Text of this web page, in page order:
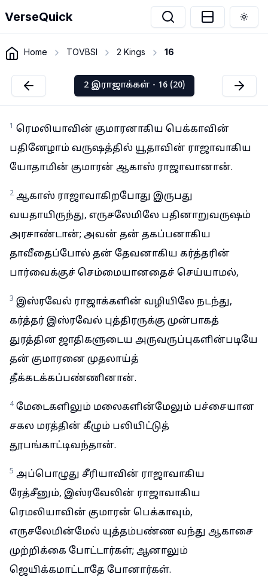
VerseQuick
Home TOVBSI 2 Kings 16
2 இராஜாக்கள் - 16 (20)
1 ரெமலியாவின் குமாரனாகிய பெக்காவின்
பதினேழாம் வருஷத்தில் யூதாவின் ராஜாவாகிய
யோதாமின் குமாரன் ஆகாஸ் ராஜாவானான்.
2 ஆகாஸ் ராஜாவாகிறபோது இருபது
வயதாயிருந்து, எருசலேமிலே பதினாறுவருஷம்
அரசாண்டான்; அவன் தன் தகப்பனாகிய
தாவீதைப்போல் தன் தேவனாகிய கர்த்தரின்
பார்வைக்குச் செம்மையானதைச் செய்யாமல்,
3 இஸ்ரவேல் ராஜாக்களின் வழியிலே நடந்து,
கர்த்தர் இஸ்ரவேல் புத்திரருக்கு முன்பாகத்
துரத்தின ஜாதிகளுடைய அருவருப்புகளின்படியே
தன் குமாரனை முதலாய்த்
தீக்கடக்கப்பண்ணினான்.
4 மேடைகளிலும் மலைகளின்மேலும் பச்சையான
சகல மரத்தின் கீழும் பலியிட்டுத்
தூபங்காட்டிவந்தான்.
5 அப்பொழுது சீரியாவின் ராஜாவாகிய
ரேத்சீனும், இஸ்ரவேலின் ராஜாவாகிய
ரெமலியாவின் குமாரன் பெக்காவும்,
எருசலேமின்மேல் யுத்தம்பண்ண வந்து ஆகாசை
முற்றிக்கை போட்டார்கள்; ஆனாலும்
ஜெயிக்கமாட்டாதே போனார்கள்.